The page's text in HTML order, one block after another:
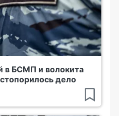
в БСМП и волокита
дело